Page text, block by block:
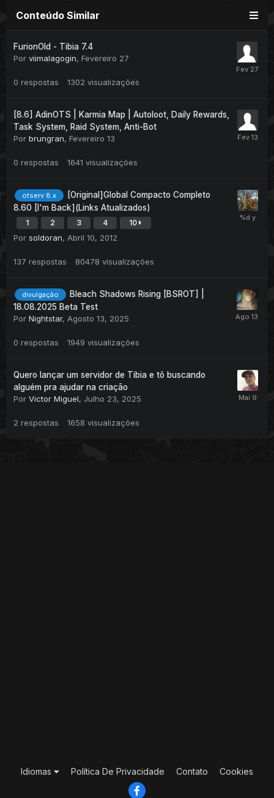
Conteúdo Similar
FurionOld - Tibia 7.4
Por viimalagogin, Fevereiro 27
0 respostas 1302 visualizações
[8.6] AdinOTS | Karmia Map | Autoloot, Daily Rewards,
Task System, Raid System, Anti-Bot
Por brungran, Fevereiro 13
0 respostas 1641 visualizações
otserv 8.x
[Original]Global Compacto Completo
8.60 [I'm Back](Links Atualizados)
1 2 3 4 10
Por soldoran, Abril 10, 2012
137 respostas 80478 visualizações
divulgação
Bleach Shadows Rising [BSROT] |
18.08.2025 Beta Test
Por Nightstar, Agosto 13, 2025
0 respostas 1949 visualizações
Quero lançar um servidor de Tibia e tô buscando
alguém pra ajudar na criação
Por Victor Miguel, Julho 23, 2025
2 respostas 1658 visualizações
Idiomas Política De Privacidade Contato Cookies